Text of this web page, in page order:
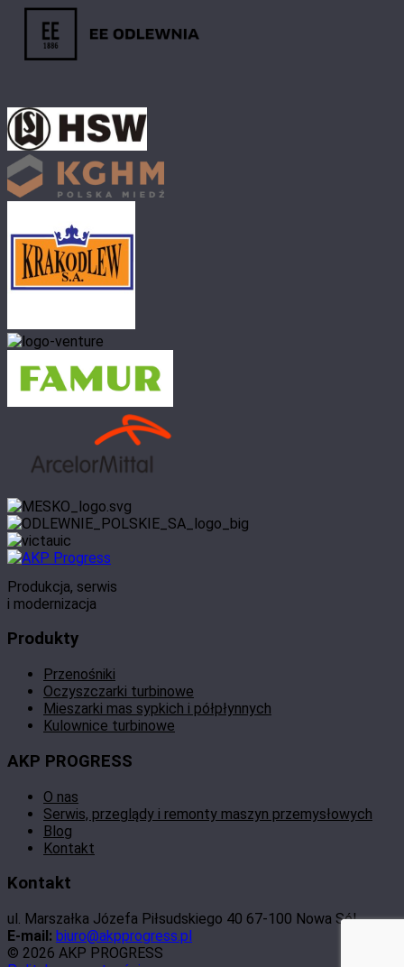
Produkcja, serwis
i modernizacja
Produkty
Przenośniki
Oczyszczarki turbinowe
Mieszarki mas sypkich i półpłynnych
Kulownice turbinowe
AKP PROGRESS
O nas
Serwis, przeglądy i remonty maszyn przemysłowych
Blog
Kontakt
Kontakt
ul. Marszałka Józefa Piłsudskiego 40 67-100 Nowa Sól
E-mail: biuro@akpprogress.pl
© 2026 AKP PROGRESS